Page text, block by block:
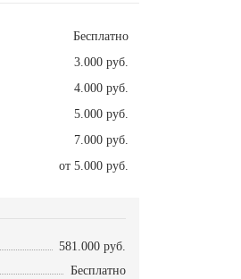
Бесплатно
3.000 руб.
4.000 руб.
5.000 руб.
7.000 руб.
от 5.000 руб.
581.000 руб.
Бесплатно